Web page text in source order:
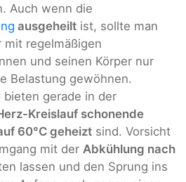
Auch wenn die
ausgeheilt ist, sollte man
mit regelmäßigen
und seinen Körper nur
Belastung gewöhnen.
bieten gerade in der
Kreislauf schonende
60°C geheizt sind. Vorsicht
mit der Abkühlung nach
lassen und den Sprung ins